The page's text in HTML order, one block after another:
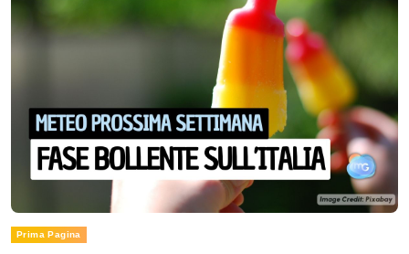
Prima Pagina